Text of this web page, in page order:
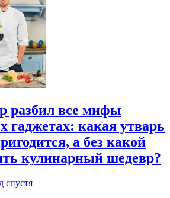
разбил все мифы
гаджетах: какая утварь
а без какой
кулинарный шедевр?
спустя